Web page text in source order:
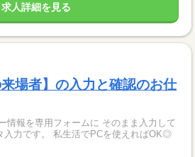
求人詳細を見る
来場者】の入力と確認のお仕
入力です。 私生活でPCを使えればOK◎